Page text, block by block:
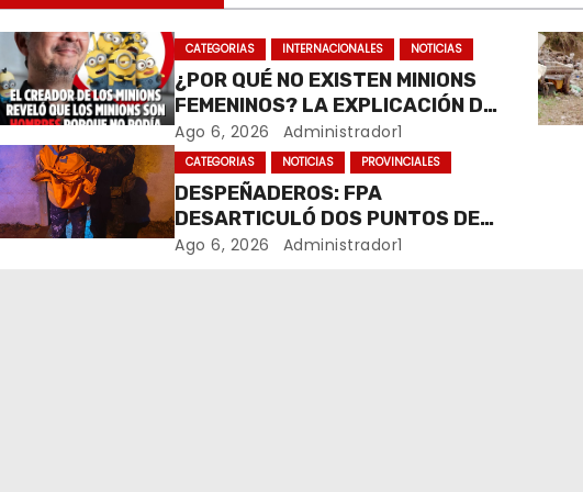
ó
n
d
e
e
CATEGORIAS INTERNACIONALES NOTICIAS
¿POR QUÉ NO EXISTEN MINIONS
FEMENINOS? LA EXPLICACIÓN DE
SU CREADOR QUE VOLVIÓ A
VIRALIZARSE
Ago 6, 2026 Administrador1
CATEGORIAS NOTICIAS PROVINCIALES
DESPEÑADEROS: FPA
DESARTICULÓ DOS PUNTOS DE
VENTA DE DROGAS. TRES
Ago 6, 2026 Administrador1